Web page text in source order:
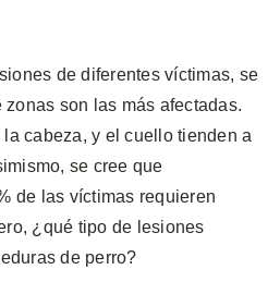
de diferentes víctimas, se
son las más afectadas.
cabeza, y el cuello tienden a
se cree que
de las víctimas requieren
¿qué tipo de lesiones
de perro?